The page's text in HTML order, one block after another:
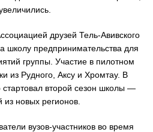
друзей Тель-Авивского
школу предпринимательства для
группы. Участие в пилотном
из Рудного, Аксу и Хромтау. В
стартовал второй сезон школы —
новых регионов.
вузов-участников во время